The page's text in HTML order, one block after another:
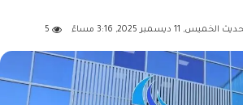
11 ديسمبر 2025, 3:16 مساءً 5